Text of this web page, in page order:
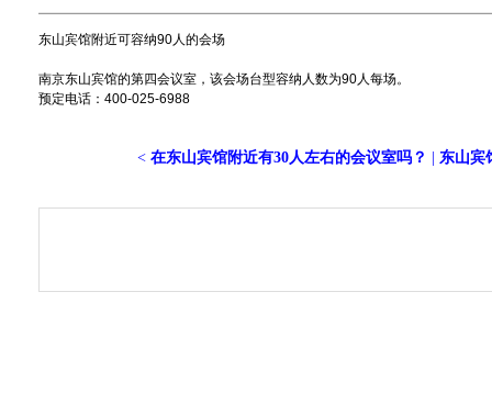
东山宾馆附近可容纳90人的会场
南京东山宾馆的第四会议室，该会场台型容纳人数为90人每场。
预定电话：400-025-6988
< 在东山宾馆附近有30人左右的会议室吗？ 东山宾